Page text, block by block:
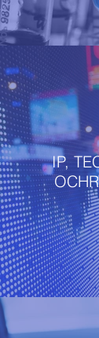
IP,